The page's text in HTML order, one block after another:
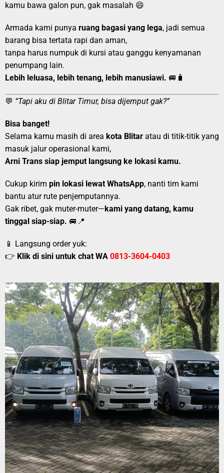
kamu bawa galon pun, gak masalah 😄
Armada kami punya ruang bagasi yang lega, jadi semua
barang bisa tertata rapi dan aman,
tanpa harus numpuk di kursi atau ganggu kenyamanan
penumpang lain.
Lebih leluasa, lebih tenang, lebih manusiawi. 🚐🧳
💬 “Tapi aku di Blitar Timur, bisa dijemput gak?”
Bisa banget!
Selama kamu masih di area kota Blitar atau di titik-titik yang
masuk jalur operasional kami,
Arni Trans siap jemput langsung ke lokasi kamu.
Cukup kirim pin lokasi lewat WhatsApp, nanti tim kami
bantu atur rute penjemputannya.
Gak ribet, gak muter-muter—kami yang datang, kamu
tinggal siap-siap. 🚐📍
📱 Langsung order yuk:
👉 Klik di sini untuk chat WA 0813-3604-0403